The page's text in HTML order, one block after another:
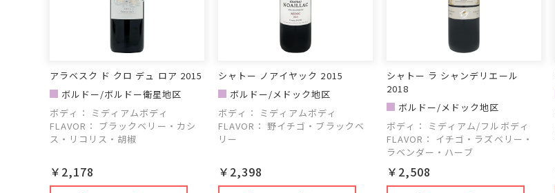
アラベスク ド クロ デュ ロア 2015
ボルドー/ボルドー衛星地区
ボディ：
ミディアムボディ
FLAVOR： ブラックベリー・カシ
ス・リコリス・胡椒
￥2,178
シャトー ノアイヤック 2015
ボルドー/メドック地区
ボディ：
ミディアムボディ
FLAVOR： 野イチゴ・ブラックベ
リー
￥2,398
シャトー ラ シャンデリエール
2018
ボルドー/メドック地区
ボディ：
ミディアム/フルボディ
FLAVOR： イチゴ・ラズベリー・
ラベンダー・ハーブ
￥2,508